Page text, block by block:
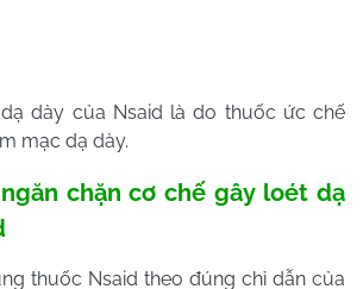
dày của Nsaid là do thuốc ức chế
mạc dạ dày.
ngăn chặn cơ chế gây loét dạ
thuốc Nsaid theo đúng chỉ dẫn của